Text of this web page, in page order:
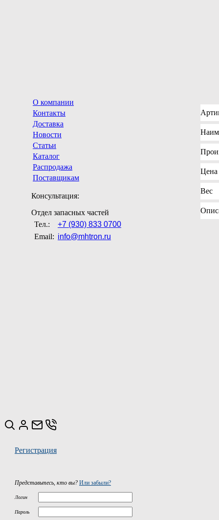
О компании
Контакты
Доставка
Новости
Статьи
Каталог
Распродажа
Поставщикам
Консультация:
Отдел запасных частей
Тел.:
+7 (930) 833 0700
Email: info@mhtron.ru
Цена
Вес
Регистрация
Представьтесь, кто вы? Или забыли?
Логин
Пароль